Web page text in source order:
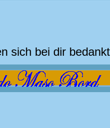
sich bei dir